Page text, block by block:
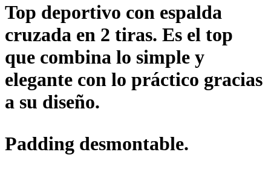
Top deportivo con espalda
cruzada en 2 tiras. Es el top
que combina lo simple y
elegante con lo práctico gracias
a su diseño.
Padding desmontable.